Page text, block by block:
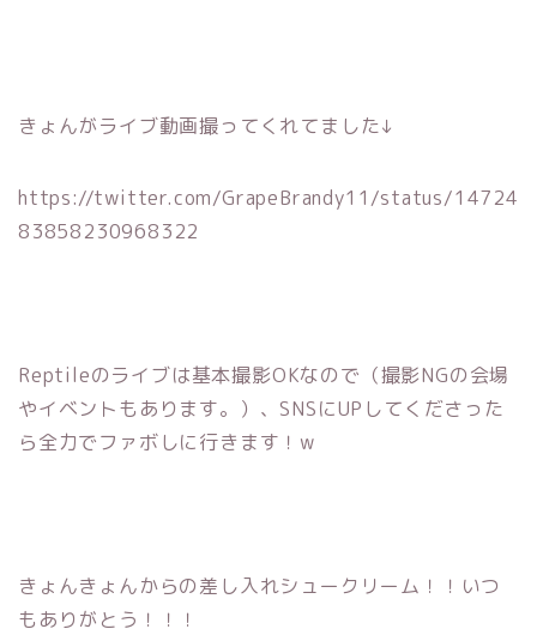
きょんがライブ動画撮ってくれてました↓
https://twitter.com/GrapeBrandy11/status/14724
83858230968322
Reptileのライブは基本撮影OKなので（撮影NGの会場
やイベントもあります。）、SNSにUPしてくださった
ら全力でファボしに行きます！w
きょんきょんからの差し入れシュークリーム！！いつ
もありがとう！！！